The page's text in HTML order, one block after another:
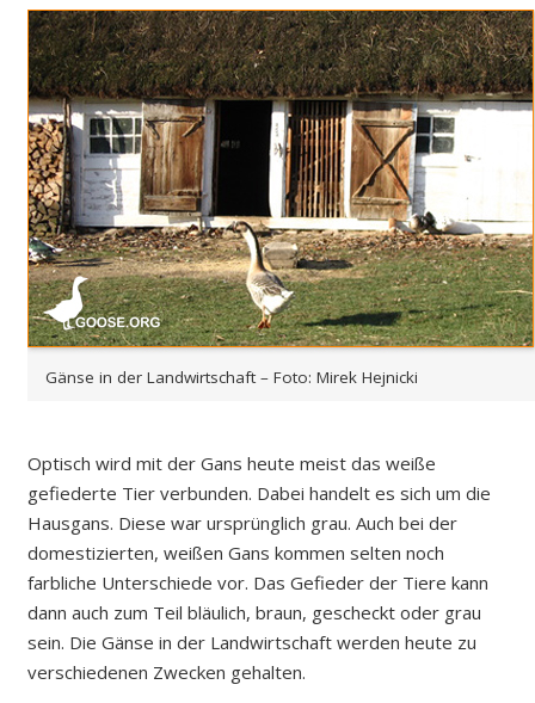
Gänse in der Landwirtschaft – Foto: Mirek Hejnicki
Optisch wird mit der Gans heute meist das weiße
gefiederte Tier verbunden. Dabei handelt es sich um die
Hausgans. Diese war ursprünglich grau. Auch bei der
domestizierten, weißen Gans kommen selten noch
farbliche Unterschiede vor. Das Gefieder der Tiere kann
dann auch zum Teil bläulich, braun, gescheckt oder grau
sein. Die Gänse in der Landwirtschaft werden heute zu
verschiedenen Zwecken gehalten.